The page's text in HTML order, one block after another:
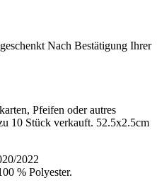
Nach Bestätigung Ihrer
Pfeifen oder autres
10 Stück verkauft. 52.5x2.5cm
2022
% Polyester.